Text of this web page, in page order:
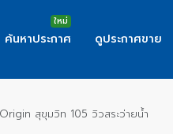
ค้นหาประกาศ ดูประกาศขาย
สุขุมวิท 105 วิวสระว่ายน้ำ